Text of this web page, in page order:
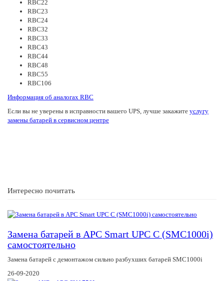
RBC22
RBC23
RBC24
RBC32
RBC33
RBC43
RBC44
RBC48
RBC55
RBC106
Информация об аналогах RBC
Если вы не уверены в исправности вашего UPS, лучше закажите услугу
замены батарей в сервисном центре
Интересно почитать
Замена батарей в APC Smart UPC С (SMC1000i)
самостоятельно
Замена батарей с демонтажом сильно разбухших батарей SMC1000i
26-09-2020